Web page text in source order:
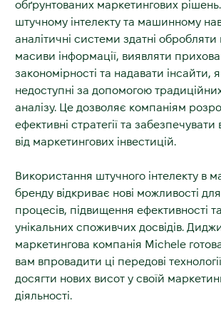
обґрунтованих маркетингових
штучному інтелекту та машинному
аналітичні системи здатні обробляти
масиви інформації, виявляти
закономірності та надавати інсайти,
недоступні за допомогою
аналізу. Це дозволяє компаніям
ефективні стратегії та забезпечувати
від маркетингових інвестицій.
Використання штучного інтелекту в
бренду відкриває нові можливості для
процесів, підвищення ефективності
унікальних споживчих досвідів.
маркетингова компанія Michele
вам впровадити ці передові
досягти нових висот у своїй
діяльності.